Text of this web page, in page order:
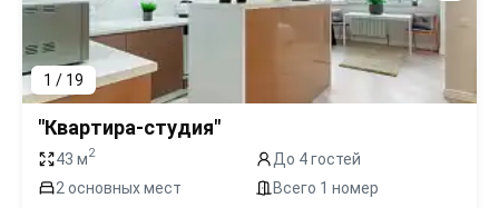
1 / 19
"Квартира-студия"
43 м2
До 4 гостей
2 основных мест
Всего 1 номер